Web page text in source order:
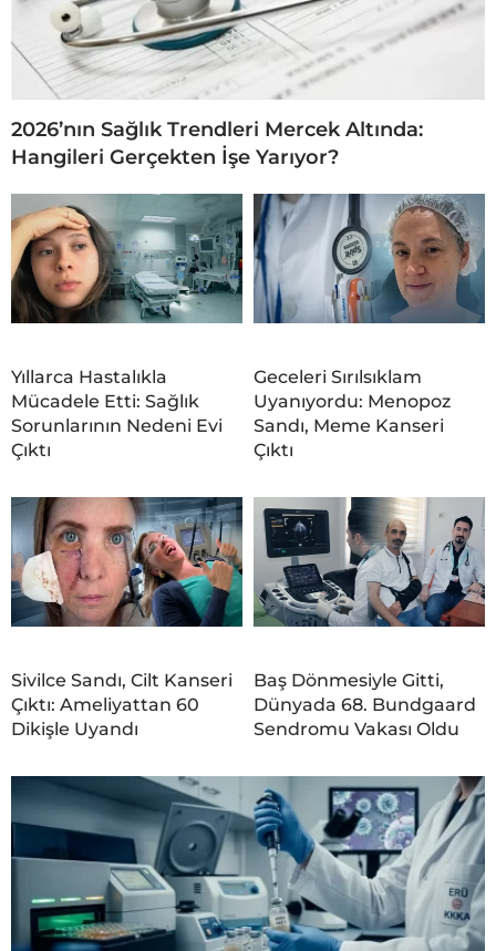
2026’nın Sağlık Trendleri Mercek Altında:
Hangileri Gerçekten İşe Yarıyor?
Yıllarca Hastalıkla
Mücadele Etti: Sağlık
Sorunlarının Nedeni Evi
Çıktı
Geceleri Sırılsıklam
Uyanıyordu: Menopoz
Sandı, Meme Kanseri
Çıktı
Sivilce Sandı, Cilt Kanseri
Çıktı: Ameliyattan 60
Dikişle Uyandı
Baş Dönmesiyle Gitti,
Dünyada 68. Bundgaard
Sendromu Vakası Oldu